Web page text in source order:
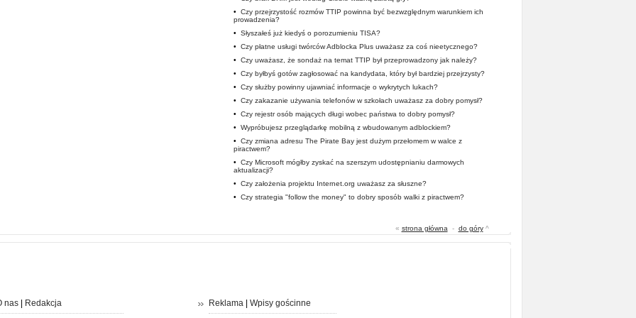
• Czy przejrzystość rozmów TTIP powinna być bezwzględnym warunkiem ich
prowadzenia?
• Słyszałeś już kiedyś o porozumieniu TISA?
• Czy płatne usługi twórców Adblocka Plus uważasz za coś nieetycznego?
• Czy uważasz, że sondaż na temat TTIP był przeprowadzony jak należy?
• Czy byłbyś gotów zagłosować na kandydata, który był bardziej przejrzysty?
• Czy służby powinny ujawniać informacje o wykrytych lukach?
• Czy zakazanie używania telefonów w szkołach uważasz za dobry pomysł?
• Czy rejestr osób mających długi wobec państwa to dobry pomysł?
• Wypróbujesz przeglądarkę mobilną z wbudowanym adblockiem?
• Czy zmiana adresu The Pirate Bay jest dużym przełomem w walce z
piractwem?
• Czy Microsoft mógłby zyskać na szerszym udostępnianiu darmowych
aktualizacji?
• Czy założenia projektu Internet.org uważasz za słuszne?
• Czy strategia "follow the money" to dobry sposób walki z piractwem?
« strona główna - do góry^
nas| Redakcja Reklama| Wpisy gościnne